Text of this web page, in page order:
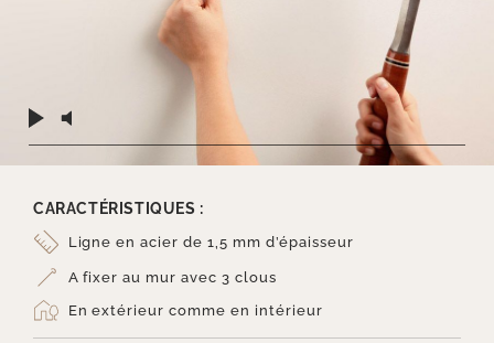
CARACTÉRISTIQUES :
Ligne en acier de 1,5 mm d’épaisseur
A fixer au mur avec 3 clous
En extérieur comme en intérieur